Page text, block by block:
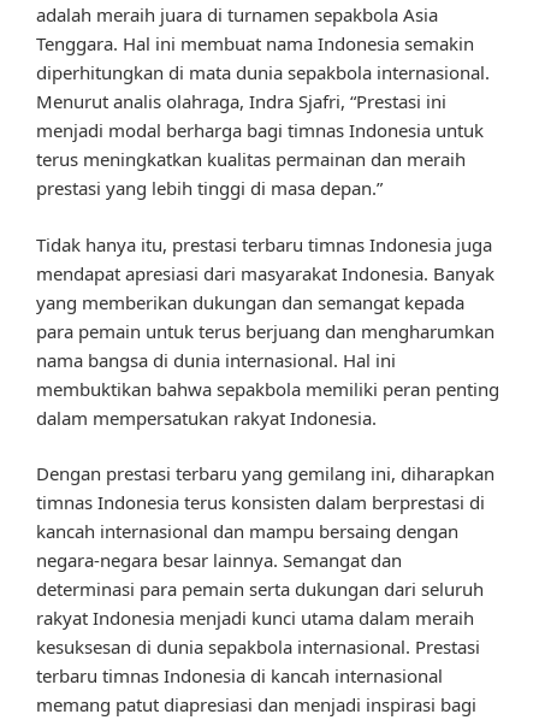
adalah meraih juara di turnamen sepakbola Asia
Tenggara. Hal ini membuat nama Indonesia semakin
diperhitungkan di mata dunia sepakbola internasional.
Menurut analis olahraga, Indra Sjafri, “Prestasi ini
menjadi modal berharga bagi timnas Indonesia untuk
terus meningkatkan kualitas permainan dan meraih
prestasi yang lebih tinggi di masa depan.”
Tidak hanya itu, prestasi terbaru timnas Indonesia juga
mendapat apresiasi dari masyarakat Indonesia. Banyak
yang memberikan dukungan dan semangat kepada
para pemain untuk terus berjuang dan mengharumkan
nama bangsa di dunia internasional. Hal ini
membuktikan bahwa sepakbola memiliki peran penting
dalam mempersatukan rakyat Indonesia.
Dengan prestasi terbaru yang gemilang ini, diharapkan
timnas Indonesia terus konsisten dalam berprestasi di
kancah internasional dan mampu bersaing dengan
negara-negara besar lainnya. Semangat dan
determinasi para pemain serta dukungan dari seluruh
rakyat Indonesia menjadi kunci utama dalam meraih
kesuksesan di dunia sepakbola internasional. Prestasi
terbaru timnas Indonesia di kancah internasional
memang patut diapresiasi dan menjadi inspirasi bagi